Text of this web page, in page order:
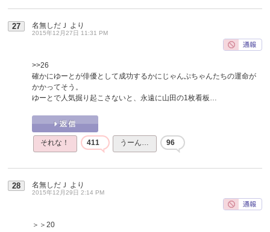
27 名無しだＪ より
2015年12月27日 11:31 PM
>>26
確かにゆーとが俳優として成功するかにじゃんぷちゃんたちの運命が
かかってそう。
ゆーとで人気掘り起こさないと、永遠に山田の1枚看板…
それな！ 411 うーん… 96
28 名無しだＪ より
2015年12月29日 2:14 PM
＞＞20